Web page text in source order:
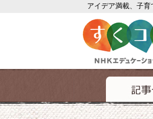
アイデア満載、子育